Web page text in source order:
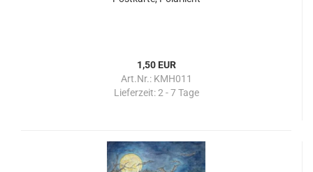
1,50 EUR
Art.Nr.: KMH011
Lieferzeit:2 - 7 Tage